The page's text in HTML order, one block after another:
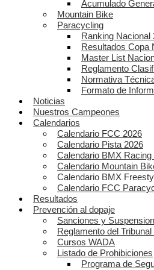
Acumulado
Mountain Bike
Paracycling
Ranking Nacional
Resultados Copa
Master List
Reglamento
Normativa
Formato de
Noticias
Nuestros Campeones
Calendarios
Calendario FCC 2026
Calendario Pista 2026
Calendario BMX Racing
Calendario Mountain
Calendario BMX
Calendario FCC
Resultados
Prevención al dopaje
Sanciones y
Reglamento del
Cursos WADA
Listado de Prohibiciones
Programa de